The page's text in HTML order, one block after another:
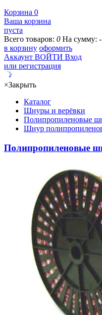
Корзина 0
Ваша корзина
пуста
Всего товаров: 0 На сумму: -
в корзину оформить
Аккаунт ВОЙТИ Вход
или регистрация
×Закрыть
Каталог
Шнуры и верёвки
Полипропиленовые
Шнур
Полипропиленовые